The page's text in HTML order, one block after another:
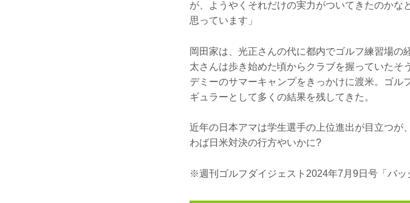
が、ようやくそれだけの実力がついてきたのかな
思っています」
岡田家は、光正さんの代に都内でゴルフ練習場
太さんは歩き始めた頃からクラブを握っていたそ
デミーのサマーキャンプをきっかけに渡米。ゴル
ギュラーとして多くの結果を残してきた。
近年の日本アマは学生選手の上位進出が目立つが
わば日米対決の行方やいかに?
※週刊ゴルフダイジェスト2024年7月9日号「バッ